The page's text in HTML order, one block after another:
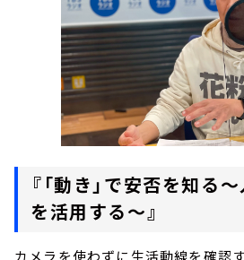
『「動き」で安否を知る
を活用する～』